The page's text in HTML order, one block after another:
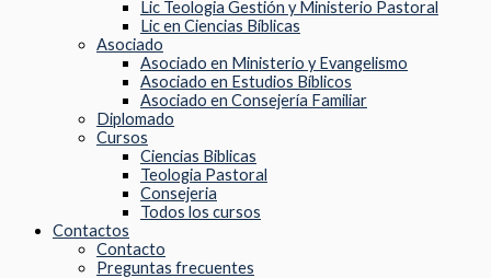
Lic Teologia Gestión y Ministerio Pastoral
Lic en Ciencias Bíblicas
Asociado
Asociado en Ministerio y Evangelismo
Asociado en Estudios Bíblicos
Asociado en Consejería Familiar
Diplomado
Cursos
Ciencias Biblicas
Teologia Pastoral
Consejeria
Todos los cursos
Contactos
Contacto
Preguntas frecuentes